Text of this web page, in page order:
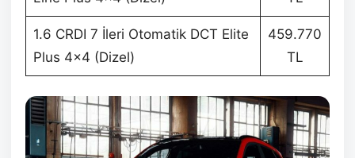
1.6 CRDI 7 İleri Otomatik DCT Elite
Plus 4×4 (Dizel)
459.770
TL